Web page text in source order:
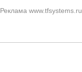
Реклама www.tfsystems.ru